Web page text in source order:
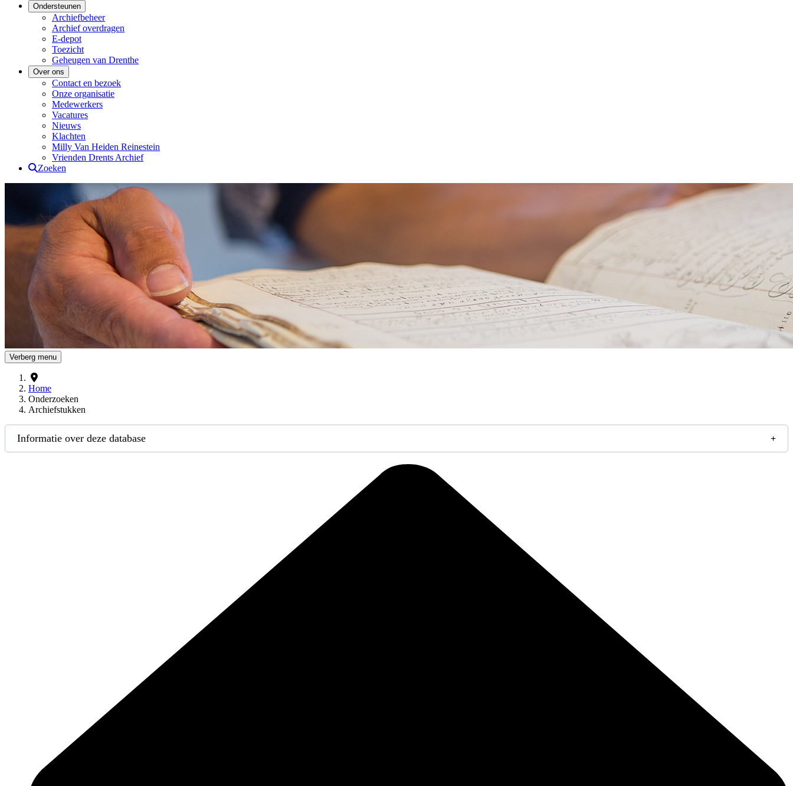
Ondersteunen
Archiefbeheer
Archief overdragen
E-depot
Toezicht
Geheugen van Drenthe
Over ons
Contact en bezoek
Onze organisatie
Medewerkers
Vacatures
Nieuws
Klachten
Milly Van Heiden Reinestein
Vrienden Drents Archief
Zoeken
Drents Archief
Verberg menu
Home
Onderzoeken
Archiefstukken
Informatie over deze database